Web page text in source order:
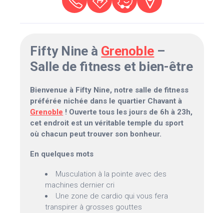
Fifty Nine à Grenoble –
Salle de fitness et bien-être
Bienvenue à Fifty Nine, notre salle de fitness
préférée nichée dans le quartier Chavant à
Grenoble ! Ouverte tous les jours de 6h à 23h,
cet endroit est un véritable temple du sport
où chacun peut trouver son bonheur.
En quelques mots
Musculation à la pointe avec des
machines dernier cri
Une zone de cardio qui vous fera
transpirer à grosses gouttes